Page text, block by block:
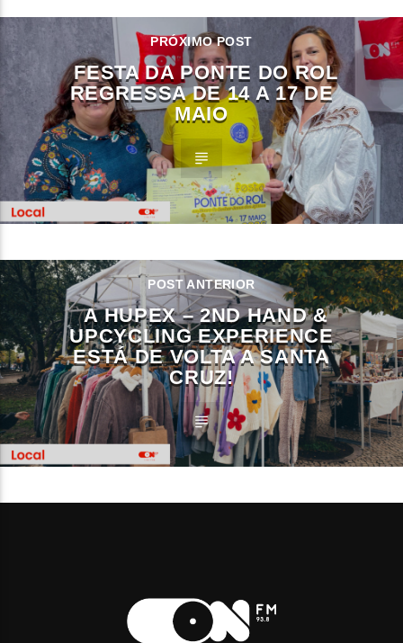
PRÓXIMO POST
FESTA DA PONTE DO ROL
REGRESSA DE 14 A 17 DE
MAIO
POST ANTERIOR
A HUPEX – 2ND HAND &
UPCYCLING EXPERIENCE
ESTÁ DE VOLTA A SANTA
CRUZ!